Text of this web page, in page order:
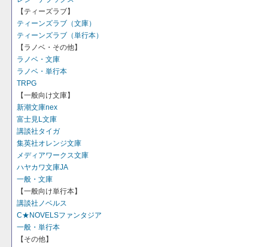
【ティーズラブ】
ティーンズラブ（文庫）
ティーンズラブ（単行本）
【ラノベ・その他】
ラノベ・文庫
ラノベ・単行本
TRPG
【一般向け文庫】
新潮文庫nex
富士見L文庫
講談社タイガ
集英社オレンジ文庫
メディアワークス文庫
ハヤカワ文庫JA
一般・文庫
【一般向け単行本】
講談社ノベルス
C★NOVELSファンタジア
一般・単行本
【その他】